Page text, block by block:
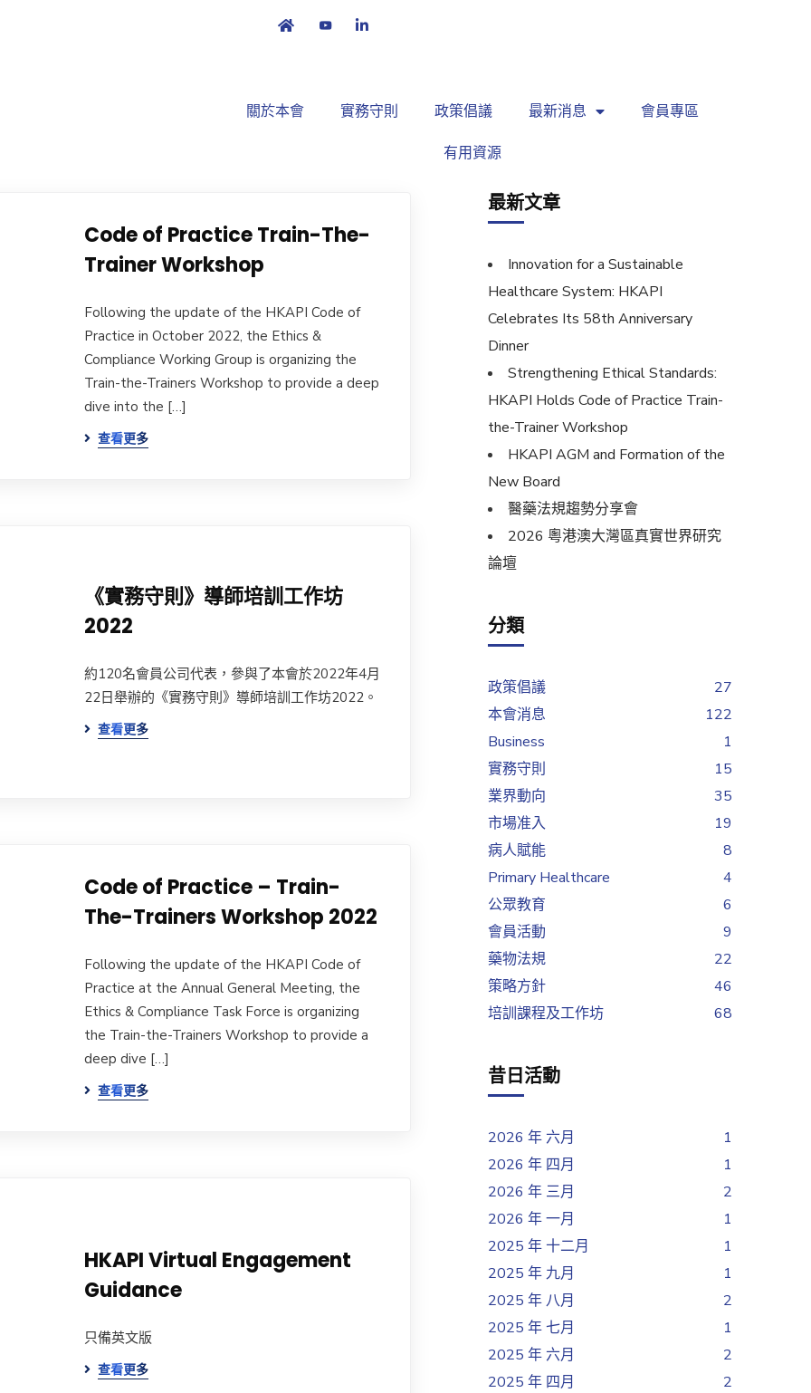
關於本會 實務守則 政策倡議 最新消息 會員專區
有用資源
Code of Practice Train-The-
Trainer Workshop
Following the update of the HKAPI Code of
Practice in October 2022, the Ethics &
Compliance Working Group is organizing the
Train-the-Trainers Workshop to provide a deep
dive into the […]
查看更多
《實務守則》導師培訓工作坊
2022
約120名會員公司代表，參與了本會於2022年4月
22日舉辦的《實務守則》導師培訓工作坊2022。
查看更多
Code of Practice – Train-
The-Trainers Workshop 2022
Following the update of the HKAPI Code of
Practice at the Annual General Meeting, the
Ethics & Compliance Task Force is organizing
the Train-the-Trainers Workshop to provide a
deep dive […]
查看更多
HKAPI Virtual Engagement
Guidance
只備英文版
查看更多
最新文章
Innovation for a Sustainable
Healthcare System: HKAPI
Celebrates Its 58th Anniversary
Dinner
Strengthening Ethical Standards:
HKAPI Holds Code of Practice Train-
the-Trainer Workshop
HKAPI AGM and Formation of the
New Board
醫藥法規趨勢分享會
2026 粵港澳大灣區真實世界研究
論壇
分類
政策倡議
27
本會消息
122
Business
1
實務守則
15
業界動向
35
市場准入
19
病人賦能
8
Primary Healthcare
4
公眾教育
6
會員活動
9
藥物法規
22
策略方針
46
培訓課程及工作坊
68
昔日活動
2026 年 六月
1
2026 年 四月
1
2026 年 三月
2
2026 年 一月
1
2025 年 十二月
1
2025 年 九月
1
2025 年 八月
2
2025 年 七月
1
2025 年 六月
2
2025 年 四月
2